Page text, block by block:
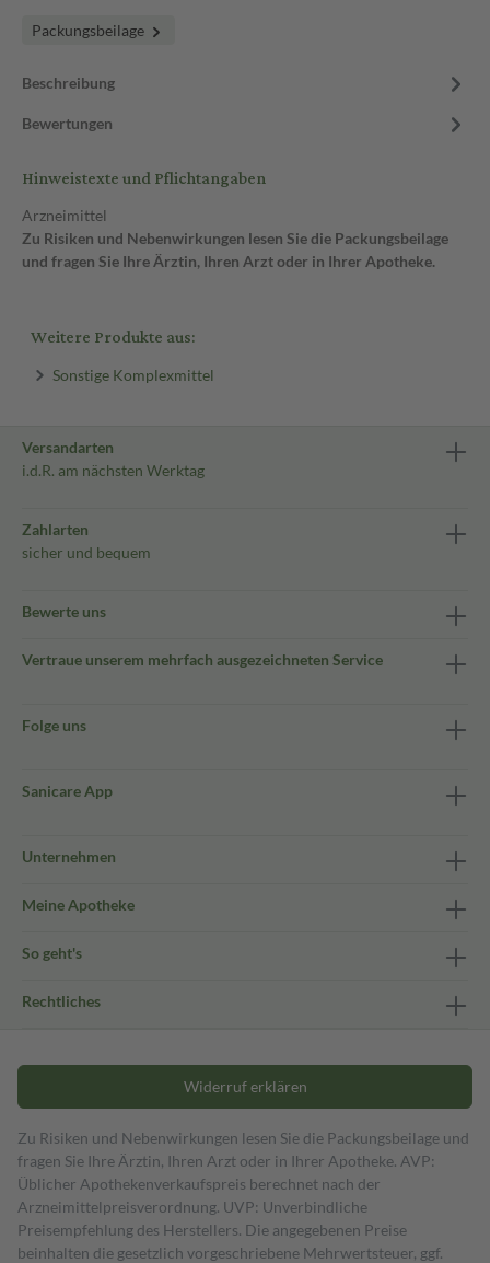
Packungsbeilage
Beschreibung
Bewertungen
Hinweistexte und Pflichtangaben
Arzneimittel
Zu Risiken und Nebenwirkungen lesen Sie die Packungsbeilage
und fragen Sie Ihre Ärztin, Ihren Arzt oder in Ihrer Apotheke.
Weitere Produkte aus:
Sonstige Komplexmittel
Versandarten
i.d.R. am nächsten Werktag
Zahlarten
sicher und bequem
Bewerte uns
Vertraue unserem mehrfach ausgezeichneten Service
Folge uns
Sanicare App
Unternehmen
Meine Apotheke
So geht's
Rechtliches
Widerruf erklären
Zu Risiken und Nebenwirkungen lesen Sie die Packungsbeilage und
fragen Sie Ihre Ärztin, Ihren Arzt oder in Ihrer Apotheke. AVP:
Üblicher Apothekenverkaufspreis berechnet nach der
Arzneimittelpreisverordnung. UVP: Unverbindliche
Preisempfehlung des Herstellers. Die angegebenen Preise
beinhalten die gesetzlich vorgeschriebene Mehrwertsteuer, ggf.